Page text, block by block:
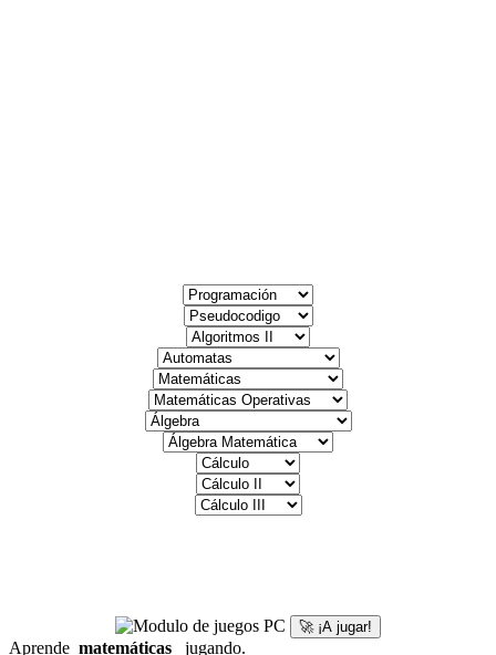
🚀 ¡A jugar!
Aprende matemáticas jugando.